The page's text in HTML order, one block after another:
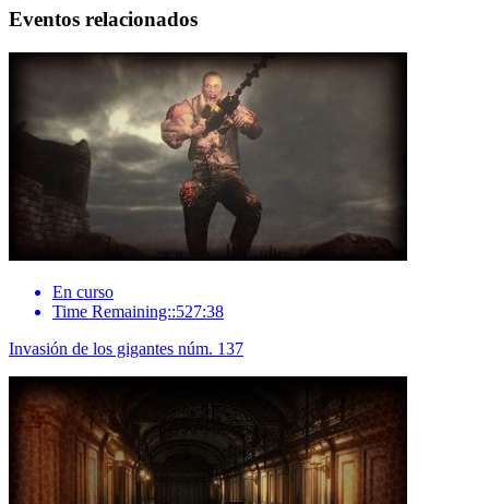
Eventos relacionados
En curso
Time Remaining::527:38
Invasión de los gigantes núm. 137